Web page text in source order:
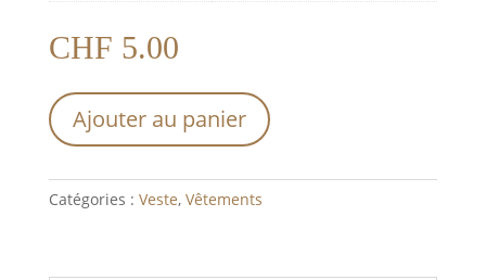
CHF 5.00
Ajouter au panier
Catégories : Veste, Vêtements